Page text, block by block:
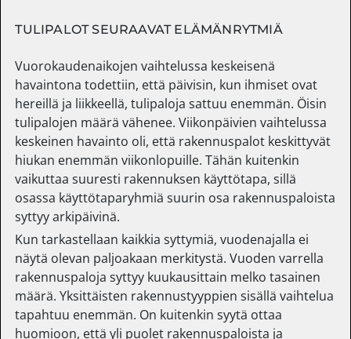
TULIPALOT SEURAAVAT ELÄMÄNRYTMIÄ
Vuorokaudenaikojen vaihtelussa keskeisenä
havaintona todettiin, että päivisin, kun ihmiset ovat
hereillä ja liikkeellä, tulipaloja sattuu enemmän. Öisin
tulipalojen määrä vähenee. Viikonpäivien vaihtelussa
keskeinen havainto oli, että rakennuspalot keskittyvät
hiukan enemmän viikonlopuille. Tähän kuitenkin
vaikuttaa suuresti rakennuksen käyttötapa, sillä
osassa käyttötaparyhmiä suurin osa rakennuspaloista
syttyy arkipäivinä.
Kun tarkastellaan kaikkia syttymiä, vuodenajalla ei
näytä olevan paljoakaan merkitystä. Vuoden varrella
rakennuspaloja syttyy kuukausittain melko tasainen
määrä. Yksittäisten rakennustyyppien sisällä vaihtelua
tapahtuu enemmän. On kuitenkin syytä ottaa
huomioon, että yli puolet rakennuspaloista ja